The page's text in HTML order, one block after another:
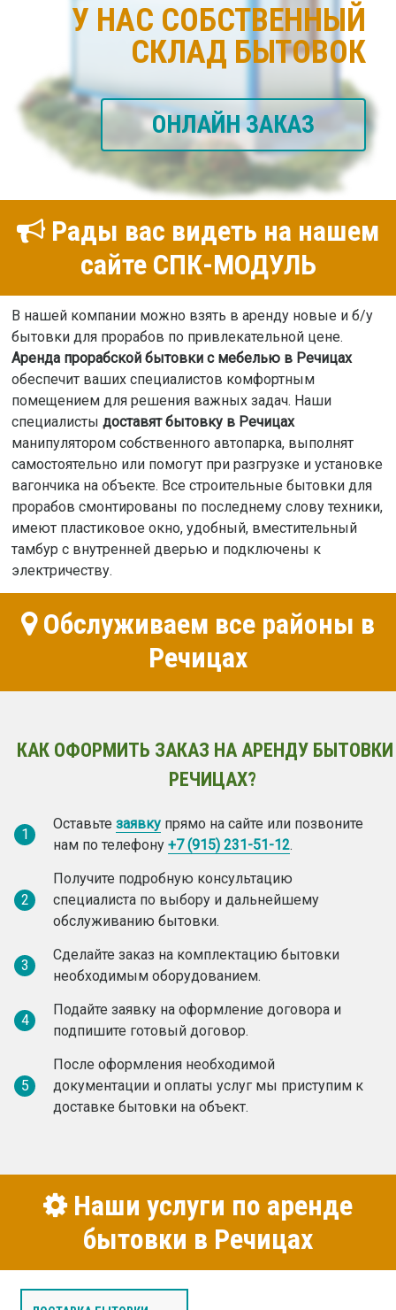
У НАС СОБСТВЕННЫЙ
СКЛАД БЫТОВОК
ОНЛАЙН ЗАКАЗ
Рады вас видеть на нашем
сайте СПК-МОДУЛЬ
В нашей компании можно взять в аренду новые и б/у
бытовки для прорабов по привлекательной цене.
Аренда прорабской бытовки с мебелью в Речицах
обеспечит ваших специалистов комфортным
помещением для решения важных задач. Наши
специалисты доставят бытовку в Речицах
манипулятором собственного автопарка, выполнят
самостоятельно или помогут при разгрузке и установке
вагончика на объекте. Все строительные бытовки для
прорабов смонтированы по последнему слову техники,
имеют пластиковое окно, удобный, вместительный
тамбур с внутренней дверью и подключены к
электричеству.
Обслуживаем все районы в
Речицах
КАК ОФОРМИТЬ ЗАКАЗ НА АРЕНДУ БЫТОВКИ
РЕЧИЦАХ?
1
Оставьте заявку прямо на сайте или позвоните
нам по телефону +7 (915) 231-51-12.
2
Получите подробную консультацию
специалиста по выбору и дальнейшему
обслуживанию бытовки.
3
Сделайте заказ на комплектацию бытовки
необходимым оборудованием.
4
Подайте заявку на оформление договора и
подпишите готовый договор.
5
После оформления необходимой
документации и оплаты услуг мы приступим к
доставке бытовки на объект.
Наши услуги по аренде
бытовки в Речицах